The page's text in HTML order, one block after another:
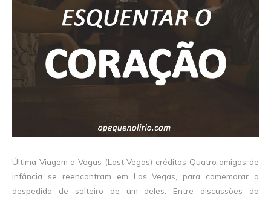
Última Viagem a Vegas (Last Vegas) créditos Quatro amigos de
infância se reencontram em Las Vegas, para comemorar a
despedida de solteiro de um deles. Entre discussões do